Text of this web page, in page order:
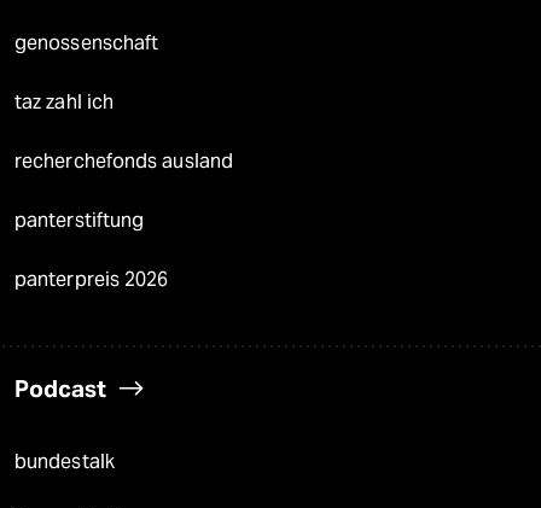
genossenschaft
taz zahl ich
recherchefonds ausland
panterstiftung
panterpreis 2026
Podcast
bundestalk